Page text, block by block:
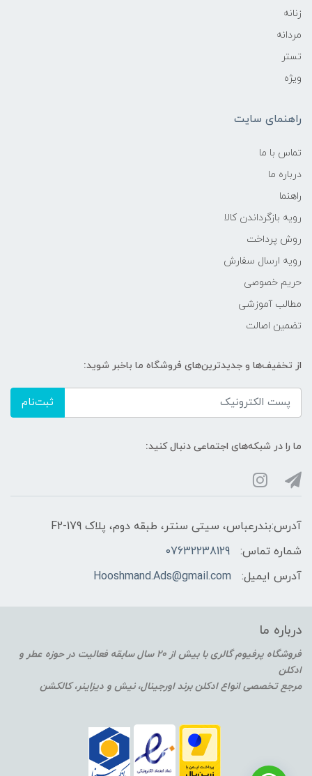
زنانه
مردانه
تستر
ویژه
راهنمای سایت
تماس با ما
درباره ما
راهنما
رویه‌ بازگرداندن کالا
روش پرداخت
رویه ارسال سفارش
حریم خصوصی
مطالب آموزشی
تضمین اصالت
از تخفیف‌ها و جدیدترین‌های فروشگاه ما باخبر شوید:
ثبت‌نام
ما را در شبکه‌های اجتماعی دنبال کنید:
آدرس:بندرعباس، سیتی سنتر، طبقه دوم، پلاک F2-179
شماره تماس:
07632238129
آدرس ایمیل:
Hooshmand.Ads@gmail.com
درباره ما
فروشگاه پرفیوم گالری با بیش از 20 سال سابقه فعالیت در حوزه عطر و
ادکلن
مرجع تخصصی انواع ادکلن برند اورجینال، نیش و دیزاینر، کالکشن